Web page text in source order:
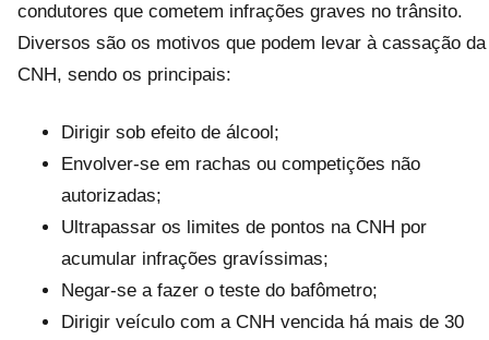
condutores que cometem infrações graves no trânsito.
Diversos são os motivos que podem levar à cassação da
CNH, sendo os principais:
Dirigir sob efeito de álcool;
Envolver-se em rachas ou competições não
autorizadas;
Ultrapassar os limites de pontos na CNH por
acumular infrações gravíssimas;
Negar-se a fazer o teste do bafômetro;
Dirigir veículo com a CNH vencida há mais de 30